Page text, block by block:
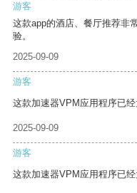
游客
这款app的酒店、餐厅推荐非
验。
2025-09-09
游客
这款加速器VPM应用程序已
2025-09-09
游客
这款加速器VPM应用程序已